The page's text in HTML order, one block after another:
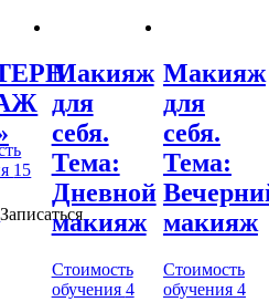
15
Записаться
Макияж
для
себя.
Тема:
Дневной
макияж
Стоимость
обучения 4
Макияж
для
себя.
Тема:
макияж
Стоимость
обучения 4